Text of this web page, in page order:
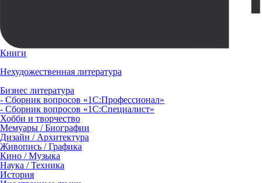
Книги
Нехудожественная литература
Бизнес литература
- Сборник вопросов «1С:Профессионал»
- Сборник вопросов «1С:Специалист»
Хобби и творчество
Мемуары / Биографии
Дизайн / Архитектура
Живопись / Графика
Кино / Музыка
Наука / Техника
История